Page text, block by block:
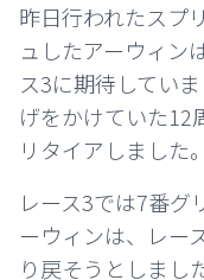
昨日行われたスプ
ュしたアーウィン
ス3に期待してい
げをかけていた12
リタイアしました。
レース3では7番グ
ーウィンは、レー
り戻そうとしまし